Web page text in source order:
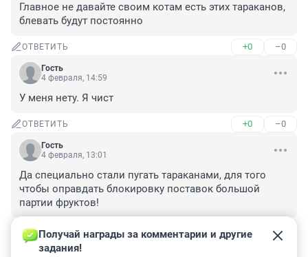
Главное не давайте своим котам есть этих тараканов,
блевать будут постоянно
ОТВЕТИТЬ +0 –0
Гость
4 февраля, 14:59
У меня нету. Я чист
ОТВЕТИТЬ +0 –0
Гость
4 февраля, 13:01
Да специально стали пугать тараканами, для того
чтобы оправдать блокировку поставок большой
партии фруктов!
ОТВЕТИТЬ –0
Гость
Получай награды за комментарии и другие
задания!